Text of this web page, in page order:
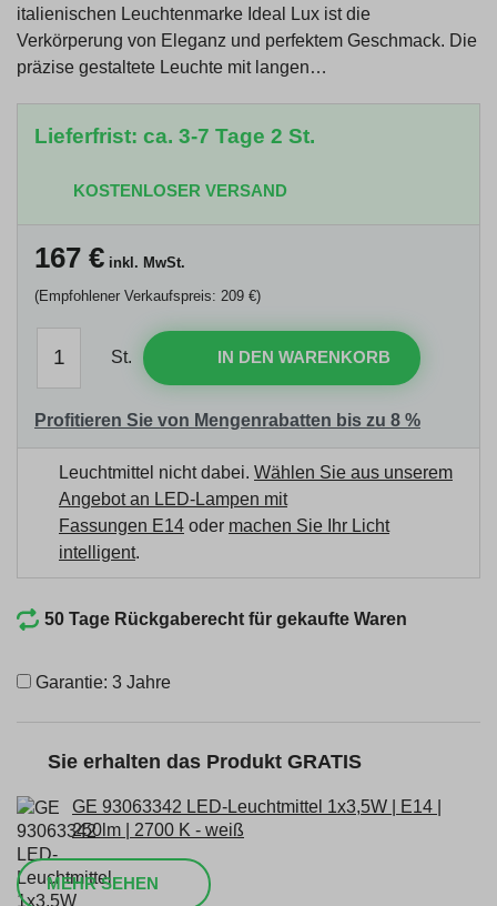
italienischen Leuchtenmarke Ideal Lux ist die
Verkörperung von Eleganz und perfektem Geschmack. Die
präzise gestaltete Leuchte mit langen…
Lieferfrist: ca. 3-7 Tage 2 St.
KOSTENLOSER VERSAND
167 € inkl. MwSt.
(Empfohlener Verkaufspreis: 209 €)
St. IN DEN WARENKORB
Profitieren Sie von Mengenrabatten bis zu 8 %
Leuchtmittel nicht dabei. Wählen Sie aus unserem
Angebot an LED-Lampen mit
Fassungen E14 oder machen Sie Ihr Licht
intelligent.
50 Tage Rückgaberecht für gekaufte Waren
Garantie: 3 Jahre
Sie erhalten das Produkt GRATIS
GE 93063342 LED-Leuchtmittel 1x3,5W | E14 |
250lm | 2700 K - weiß
MEHR SEHEN